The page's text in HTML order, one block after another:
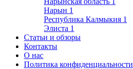
Нарын 1
Республика Калмыкия 1
Элиста 1
Статьи и обзоры
Контакты
О нас
Политика конфиденциальности